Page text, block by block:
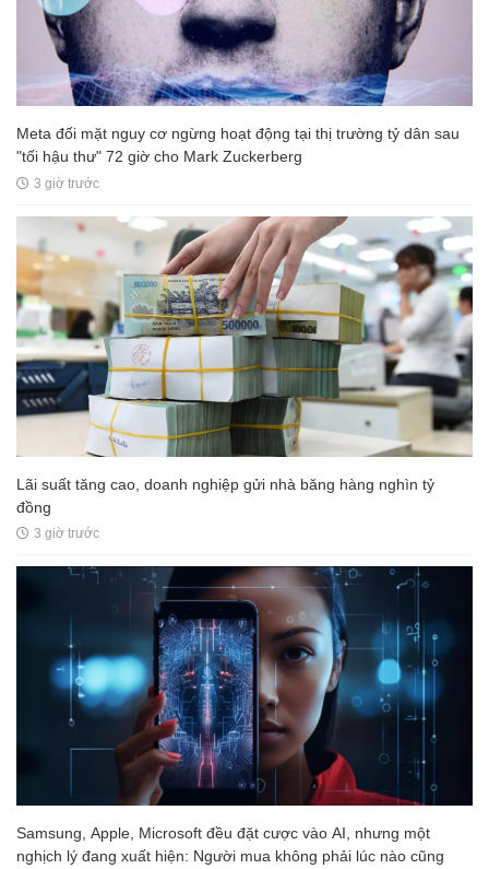
Meta đối mặt nguy cơ ngừng hoạt động tại thị trường tỷ dân sau
"tối hậu thư" 72 giờ cho Mark Zuckerberg
3 giờ trước
Lãi suất tăng cao, doanh nghiệp gửi nhà băng hàng nghìn tỷ
đồng
3 giờ trước
Samsung, Apple, Microsoft đều đặt cược vào AI, nhưng một
nghịch lý đang xuất hiện: Người mua không phải lúc nào cũng